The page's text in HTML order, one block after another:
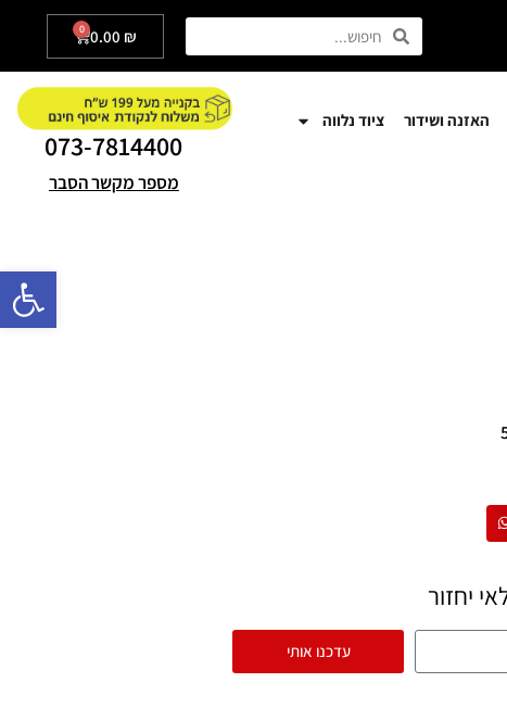
פתח
0.00 ₪
0
האזנה ושידור ציוד נלווה
073-7814400
מספר מקשר הסבר
יחזור
עדכנו אותי